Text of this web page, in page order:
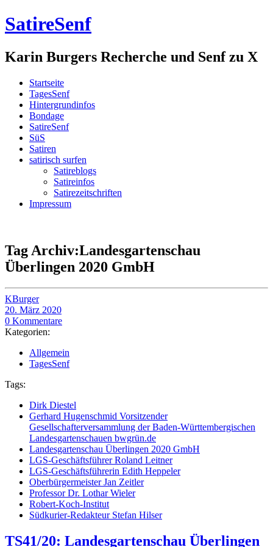
SatireSenf
Karin Burgers Recherche und Senf zu X
Startseite
TagesSenf
Hintergrundinfos
Bondage
SatireSenf
SüS
Satiren
satirisch surfen
Satireblogs
Satireinfos
Satirezeitschriften
Impressum
Tag Archiv:Landesgartenschau
Überlingen 2020 GmbH
KBurger
20. März 2020
0 Kommentare
Kategorien:
Allgemein
TagesSenf
Tags:
Dirk Diestel
Gerhard Hugenschmid Vorsitzender
Gesellschafterversammlung der Baden-Württembergischen
Landesgartenschauen bwgrün.de
Landesgartenschau Überlingen 2020 GmbH
LGS-Geschäftsführer Roland Leitner
LGS-Geschäftsführerin Edith Heppeler
Oberbürgermeister Jan Zeitler
Professor Dr. Lothar Wieler
Robert-Koch-Institut
Südkurier-Redakteur Stefan Hilser
TS41/20: Landesgartenschau Überlingen